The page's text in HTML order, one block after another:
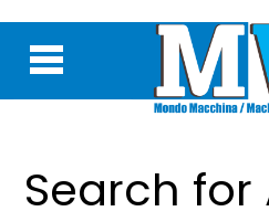
Search for